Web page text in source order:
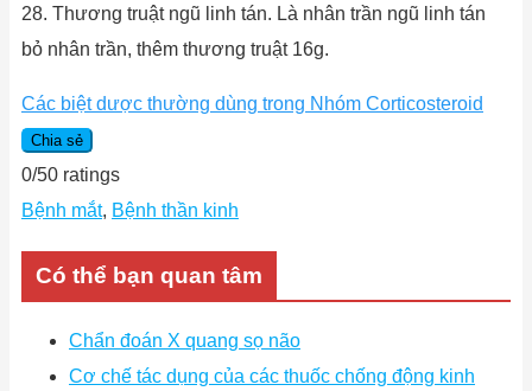
28. Thương truật ngũ linh tán. Là nhân trần ngũ linh tán
bỏ nhân trần, thêm thương truật 16g.
Các biệt dược thường dùng trong Nhóm Corticosteroid
Chia sẻ
0/50 ratings
Bệnh mắt, Bệnh thần kinh
Có thể bạn quan tâm
Chẩn đoán X quang sọ não
Cơ chế tác dụng của các thuốc chống động kinh